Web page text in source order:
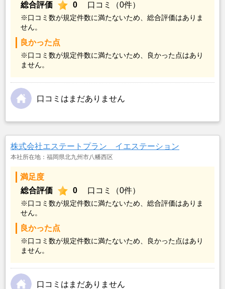
総合評価
0 口コミ（0件）
※口コミ数が規定件数に満たないため、総合評価はありま
せん。
良かった点
※口コミ数が規定件数に満たないため、良かった点はあり
ません。
口コミはまだありません
株式会社エステートプラン イエステーション
本社所在地：福岡県北九州市八幡西区
満足度
総合評価
0 口コミ（0件）
※口コミ数が規定件数に満たないため、総合評価はありま
せん。
良かった点
※口コミ数が規定件数に満たないため、良かった点はあり
ません。
口コミはまだありません